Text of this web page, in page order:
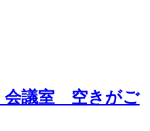
会議室 空きがご